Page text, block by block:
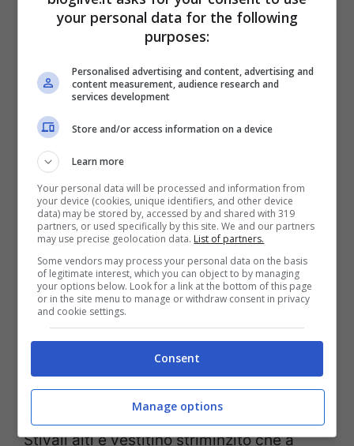
La showgirl Sabrina Salerno (Screenshot da Instagram)
Stivali alti e vestitino striminzito che a
your personal data for the following
purposes:
Personalised advertising and content, advertising and
content measurement, audience research and
services development
Store and/or access information on a device
Learn more
Your personal data will be processed and information from
your device (cookies, unique identifiers, and other device
data) may be stored by, accessed by and shared with 319
partners, or used specifically by this site. We and our partners
may use precise geolocation data. List of partners.
Some vendors may process your personal data on the basis
of legitimate interest, which you can object to by managing
your options below. Look for a link at the bottom of this page
or in the site menu to manage or withdraw consent in privacy
and cookie settings.
Consent
Manage options